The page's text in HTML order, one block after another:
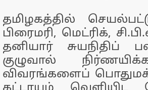
தமிழகத்தில்
பிரைமரி, மெட்ரிக்,
தனியார்
குழுவால்
விவரங்களைப்